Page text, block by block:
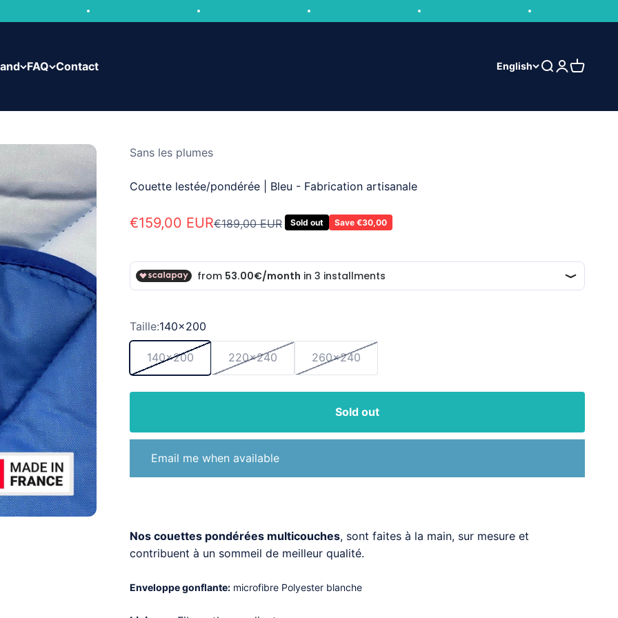
FAQ Contact English Open search
OpenOpen
Sans les plumes
Couette lestée/pondérée | Bleu - Fabrication artisanale
Sale price
€159,00 EURRegular price
€189,00 EUR Sold out Save €30,00
Taille:140x200
140x200 220x240 260x240
Sold out
Email me when available
Nos couettes pondérées multicouches, sont faites à la main, sur mesure et
contribuent à un sommeil de meilleur qualité.
Enveloppe gonflante: microfibre Polyester blanche